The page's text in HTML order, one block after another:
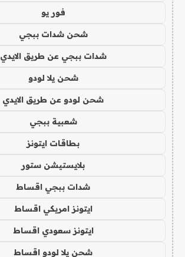
فور يو
شحن شدات ببجي
شدات ببجي عن طريق الايدي
شحن يلا لودو
شحن لودو عن طريق الايدي
شعبية ببجي
بطاقات ايتونز
بلايستيشن ستور
شدات ببجي اقساط
ايتونز امريكي اقساط
ايتونز سعودي اقساط
شحن يلا لودو اقساط